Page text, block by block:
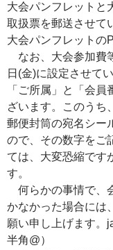
大会パンフレットと
取扱票を郵送させて
大会パンフレットの
なお、大会参加費
日(金)に設定させて
「ご所属」と「会
ざいます。このうち
郵便封筒の宛名シー
ので、その数字をご
ては、大変恐縮です
す。
何らかの事情で、
かなかった場合には
願い申し上げます。
半角@）